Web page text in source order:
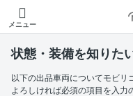
メニュー
状態・装備を知りた
以下の出品車両についてモビリ
よろしければ必須の項目を入力